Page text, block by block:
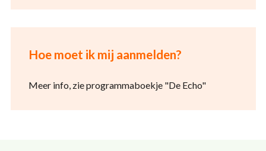
Hoe moet ik mij aanmelden?
Meer info, zie programmaboekje "De Echo"